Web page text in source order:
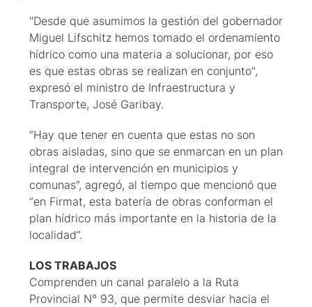
"Desde que asumimos la gestión del gobernador
Miguel Lifschitz hemos tomado el ordenamiento
hídrico como una materia a solucionar, por eso
es que estas obras se realizan en conjunto",
expresó el ministro de Infraestructura y
Transporte, José Garibay.
“Hay que tener en cuenta que estas no son
obras aisladas, sino que se enmarcan en un plan
integral de intervención en municipios y
comunas”, agregó, al tiempo que mencionó que
“en Firmat, esta batería de obras conforman el
plan hídrico más importante en la historia de la
localidad”.
LOS TRABAJOS
Comprenden un canal paralelo a la Ruta
Provincial N° 93, que permite desviar hacia el